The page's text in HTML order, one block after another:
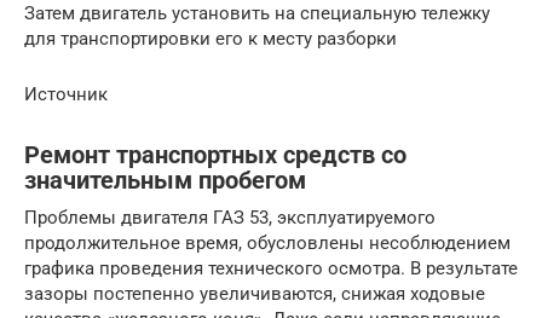
Затем двигатель установить на специальную тележку
для транспортировки его к месту разборки
Источник
Ремонт транспортных средств со
значительным пробегом
Проблемы двигателя ГАЗ 53, эксплуатируемого
продолжительное время, обусловлены несоблюдением
графика проведения технического осмотра. В результате
зазоры постепенно увеличиваются, снижая ходовые